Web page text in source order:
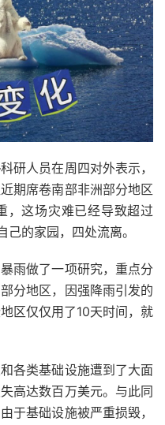
人员在周四对外表示，
期席卷南部非洲部分地区
，这场灾难已经导致超过
的家园，四处流离。
雨做了一项研究，重点分
分地区，因强降雨引发的
区仅仅用了10天时间，就
各类基础设施遭到了大面
高达数百万美元。与此同
于基础设施被严重损毁，